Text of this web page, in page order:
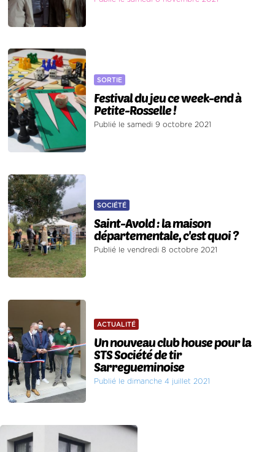
SORTIE
Festival du jeu ce week-end à
Petite-Rosselle !
Publié le samedi 9 octobre 2021
SOCIÉTÉ
Saint-Avold : la maison
départementale, c'est quoi ?
Publié le vendredi 8 octobre 2021
ACTUALITÉ
Un nouveau club house pour la
STS Société de tir
Sarregueminoise
Publié le dimanche 4 juillet 2021